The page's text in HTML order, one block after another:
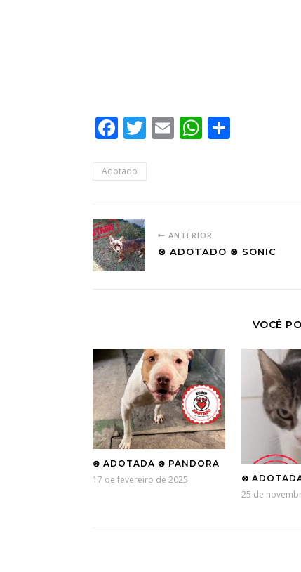
Facebook
Twitter
EmailWhatsApp
Adotado
ANTERIOR
⊗ ADOTADO ⊗ SONIC
VOCÊ
⊗ ADOTADA ⊗ PANDORA
17 de fevereiro de 2025 ⊗
25 de